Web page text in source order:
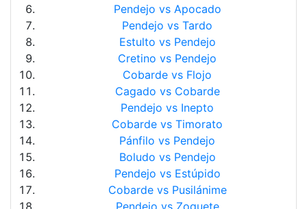
Pendejo vs Apocado
Pendejo vs Tardo
Estulto vs Pendejo
Cretino vs Pendejo
Cobarde vs Flojo
Cagado vs Cobarde
Pendejo vs Inepto
Cobarde vs Timorato
Pánfilo vs Pendejo
Boludo vs Pendejo
Pendejo vs Estúpido
Cobarde vs Pusilánime
Pendejo vs Zoquete